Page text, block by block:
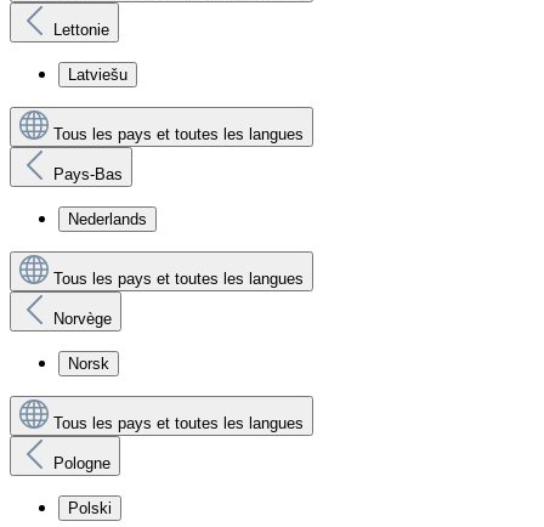
Lettonie
Latviešu
Tous les pays et toutes les langues
Pays-Bas
Nederlands
Tous les pays et toutes les langues
Norvège
Norsk
Tous les pays et toutes les langues
Pologne
Polski